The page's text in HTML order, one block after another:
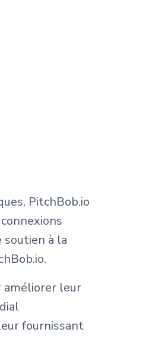
PitchBob.io
à la
améliorer leur
fournissant